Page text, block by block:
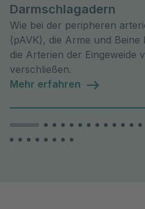
Darmschlagadern
Wie bei der peripheren
(pAVK), die Arme und
die Arterien der Eingeweide
verschließen.
Mehr erfahren